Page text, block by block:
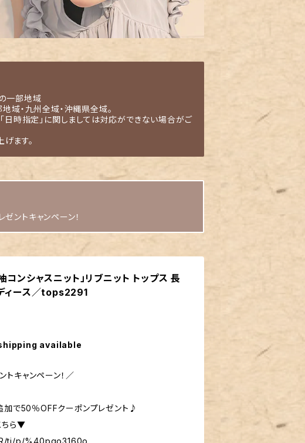
一部地域
域・九州全域・沖縄県全域。
日時指定」に関しましては対応ができない場合がご
ます。
ントキャンペーン！
袖コンシャスニット」リブニット トップス 長
ィース／tops2291
available
トキャンペーン！／
加で50％OFFクーポンプレゼント♪
ちら▼
ti/p/%40pqo3160o